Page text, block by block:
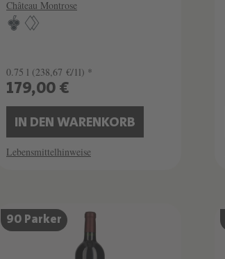
Château Montrose
0.75 l (238,67 €/1l) *
179,00 €
IN DEN WARENKORB
Lebensmittelhinweise
90 Parker